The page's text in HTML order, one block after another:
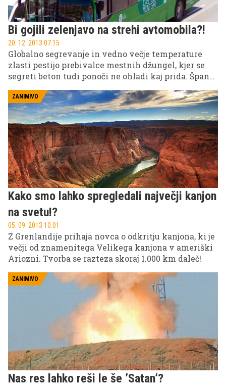
Bi gojili zelenjavo na strehi avtomobila?!
20. 12. 2013 07.15
Globalno segrevanje in vedno večje temperature
zlasti pestijo prebivalce mestnih džungel, kjer se
segreti beton tudi ponoči ne ohladi kaj prida. Španci
ZANIMIVO
Kako smo lahko spregledali največji kanjon
na svetu!?
05. 09. 2013 10.01
Z Grenlandije prihaja novca o odkritju kanjona, ki je
večji od znamenitega Velikega kanjona v ameriški
Ariozni. Tvorba se razteza skoraj 1.000 km daleč!
ZANIMIVO
Nas res lahko reši le še ’Satan’?